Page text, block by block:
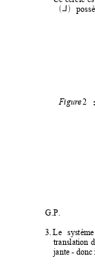
Δ 
Figure 2
G.P.
3. Le système
translation
jante - donc